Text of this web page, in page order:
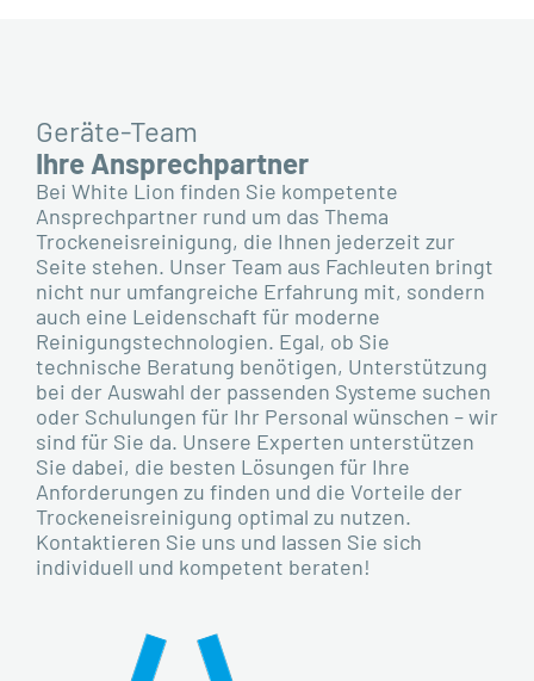
Geräte-Team
Ihre Ansprechpartner
Bei White Lion finden Sie kompetente
Ansprechpartner rund um das Thema
Trockeneisreinigung, die Ihnen jederzeit zur
Seite stehen. Unser Team aus Fachleuten bringt
nicht nur umfangreiche Erfahrung mit, sondern
auch eine Leidenschaft für moderne
Reinigungstechnologien. Egal, ob Sie
technische Beratung benötigen, Unterstützung
bei der Auswahl der passenden Systeme suchen
oder Schulungen für Ihr Personal wünschen – wir
sind für Sie da. Unsere Experten unterstützen
Sie dabei, die besten Lösungen für Ihre
Anforderungen zu finden und die Vorteile der
Trockeneisreinigung optimal zu nutzen.
Kontaktieren Sie uns und lassen Sie sich
individuell und kompetent beraten!